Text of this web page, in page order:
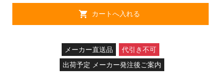
メーカー直送品
代引き不可
出荷予定 メーカー発注後ご案内